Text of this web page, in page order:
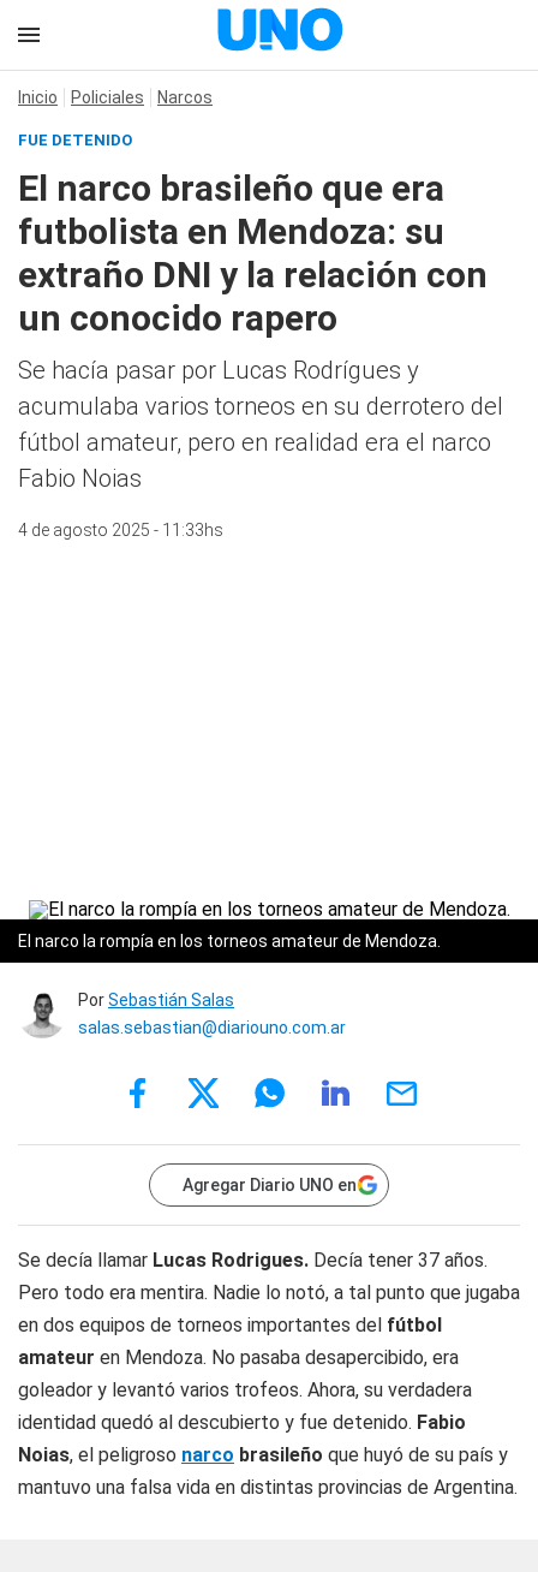
Inicio Policiales Narcos
FUE DETENIDO
El narco brasileño que era
futbolista en Mendoza: su
extraño DNI y la relación con
un conocido rapero
Se hacía pasar por Lucas Rodrígues y
acumulaba varios torneos en su derrotero del
fútbol amateur, pero en realidad era el narco
Fabio Noias
4 de agosto 2025 - 11:33hs
El narco la rompía en los torneos amateur de Mendoza.
PorSebastián Salas
salas.sebastian@diariouno.com.ar
Agregar Diario UNO en
Se decía llamar Lucas Rodrigues. Decía tener 37 años.
Pero todo era mentira. Nadie lo notó, a tal punto que jugaba
en dos equipos de torneos importantes del fútbol
amateur en Mendoza. No pasaba desapercibido, era
goleador y levantó varios trofeos. Ahora, su verdadera
identidad quedó al descubierto y fue detenido. Fabio
Noias, el peligroso narco brasileño que huyó de su país y
mantuvo una falsa vida en distintas provincias de Argentina.